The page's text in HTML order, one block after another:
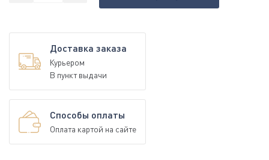
Доставка заказа
Курьером
В пункт выдачи
Способы оплаты
Оплата картой на сайте